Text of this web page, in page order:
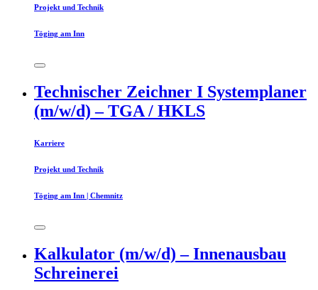
Projekt und Technik
Töging am Inn
Technischer Zeichner I Systemplaner
(m/w/d) – TGA / HKLS
Karriere
Projekt und Technik
Töging am Inn | Chemnitz
Kalkulator (m/w/d) – Innenausbau
Schreinerei